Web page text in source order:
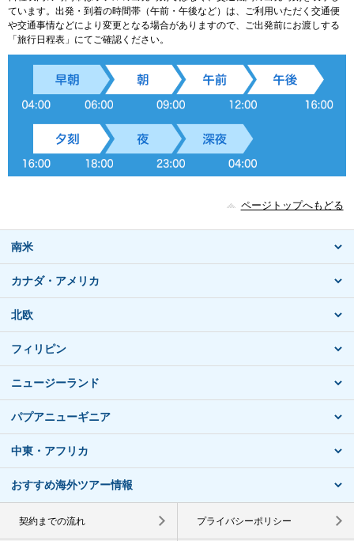
ています。出発・到着の時間帯（午前・午後など）は、ご利用いただく交通便
や交通事情などにより変更となる場合がありますので、ご出発前にお渡しする
「旅行日程表」にてご確認ください。
ページトップへもどる
南米
カナダ・アメリカ
北欧
フィリピン
ニュージーランド
パプアニューギニア
中東・アフリカ
おすすめ海外ツアー情報
契約までの流れ プライバシーポリシー